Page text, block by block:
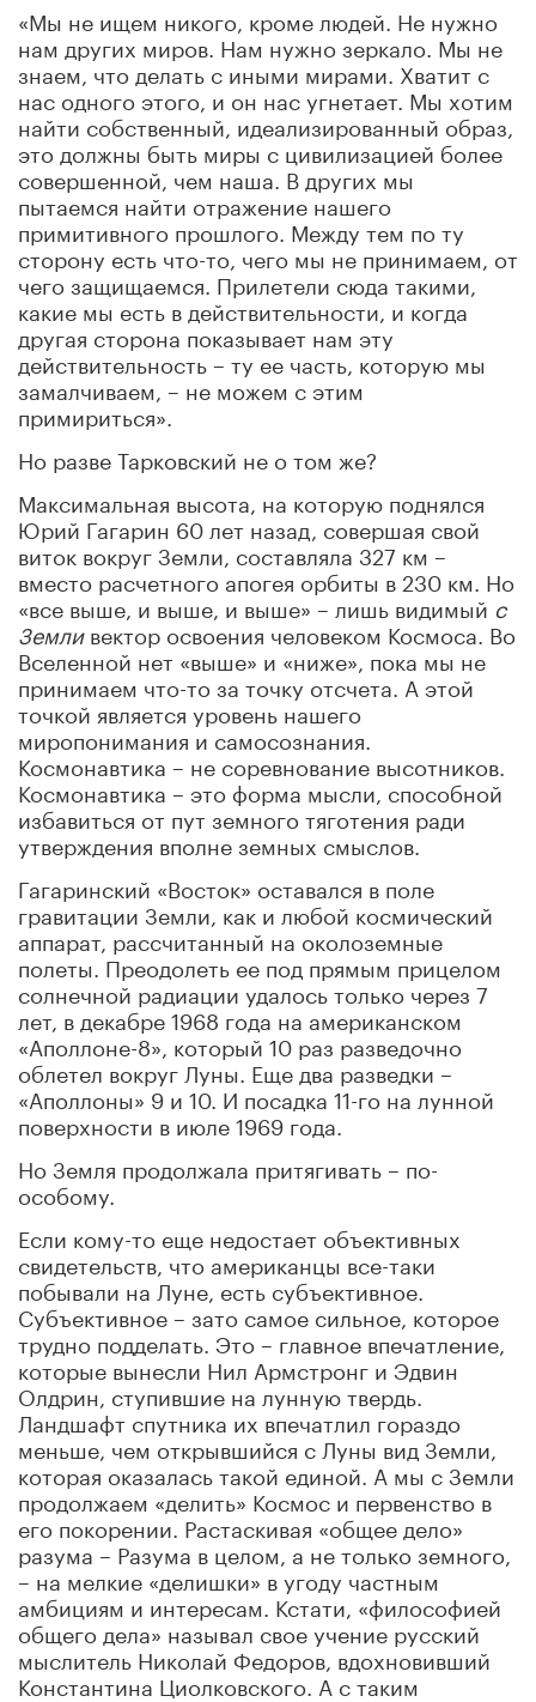
«Мы не ищем никого, кроме людей. Не нужно
нам других миров. Нам нужно зеркало. Мы не
знаем, что делать с иными мирами. Хватит с
нас одного этого, и он нас угнетает. Мы хотим
найти собственный, идеализированный образ,
это должны быть миры с цивилизацией более
совершенной, чем наша. В других мы
пытаемся найти отражение нашего
примитивного прошлого. Между тем по ту
сторону есть что-то, чего мы не принимаем, от
чего защищаемся. Прилетели сюда такими,
какие мы есть в действительности, и когда
другая сторона показывает нам эту
действительность – ту ее часть, которую мы
замалчиваем, – не можем с этим
примириться».
Но разве Тарковский не о том же?
Максимальная высота, на которую поднялся
Юрий Гагарин 60 лет назад, совершая свой
виток вокруг Земли, составляла 327 км –
вместо расчетного апогея орбиты в 230 км . Но
«все выше, и выше, и выше» – лишь видимый с
Земливектор освоения человеком Космоса. Во
Вселенной нет «выше» и «ниже», пока мы не
принимаем что-то за точку отсчета. А этой
точкой является уровень нашего
миропонимания и самосознания.
Космонавтика – не соревнование высотников.
Космонавтика – это форма мысли, способной
избавиться от пут земного тяготения ради
утверждения вполне земных смыслов.
Гагаринский «Восток» оставался в поле
гравитации Земли, как и любой космический
аппарат, рассчитанный на околоземные
полеты. Преодолеть ее под прямым прицелом
солнечной радиации удалось только через 7
лет, в декабре 1968 года на американском
«Аполлоне-8», который 10 раз разведочно
облетел вокруг Луны. Еще два разведки –
«Аполлоны» 9 и 10. И посадка 11-го на лунной
поверхности в июле 1969 года.
Но Земля продолжала притягивать – по-
особому.
Если кому-то еще недостает объективных
свидетельств, что американцы все-таки
побывали на Луне, есть субъективное.
Субъективное – зато самое сильное, которое
трудно подделать. Это – главное впечатление,
которые вынесли Нил Армстронг и Эдвин
Олдрин, ступившие на лунную твердь.
Ландшафт спутника их впечатлил гораздо
меньше, чем открывшийся с Луны вид Земли,
которая оказалась такой единой. А мы с Земли
продолжаем «делить» Космос и первенство в
его покорении. Растаскивая «общее дело»
разума – Разума в целом, а не только земного,
– на мелкие «делишки» в угоду частным
амбициям и интересам. Кстати, «философией
общего дела» называл свое учение русский
мыслитель Николай Федоров, вдохновивший
Константина Циолковского. А с таким